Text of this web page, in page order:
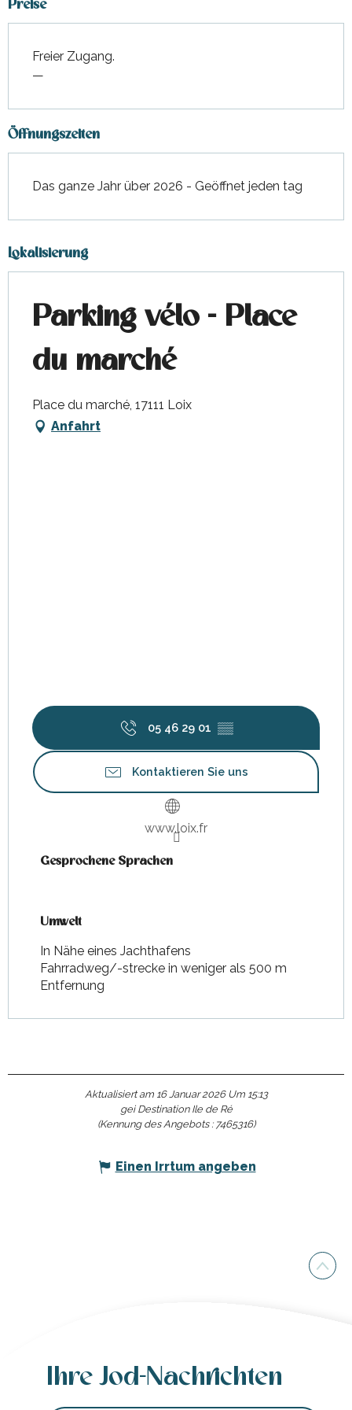
Preise
Freier Zugang.
—
Öffnungszeiten
Das ganze Jahr über 2026 - Geöffnet jeden tag
Lokalisierung
Parking vélo - Place
du marché
Place du marché, 17111 Loix
Anfahrt
05 46 29 01 ▒▒
Kontaktieren Sie uns
www.loix.fr
Gesprochene Sprachen
Gesprochene Sprachen
Umwelt
Umwelt
In Nähe eines Jachthafens
Fahrradweg/-strecke in weniger als 500 m
Entfernung
Aktualisiert am 16 Januar 2026 Um 15:13
gei Destination Ile de Ré
(Kennung des Angebots : 7465316)
Einen Irrtum angeben
Ihre Jod-Nachrichten